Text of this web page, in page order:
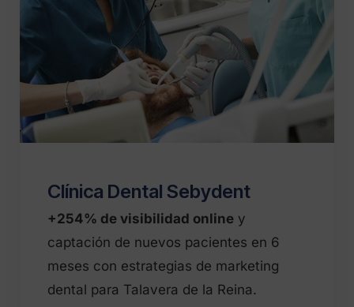
Clínica Dental Sebydent
+254% de visibilidad online y
captación de nuevos pacientes en 6
meses con estrategias de marketing
dental para Talavera de la Reina.